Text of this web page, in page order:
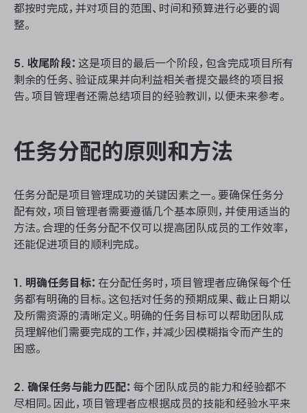
都按时完成，并对项目的范围、时间和预算进行必要的调
整。
5. 收尾阶段： 这是项目的最后一个阶段，包含完成项目所有
剩余的任务、验证成果并向利益相关者提交最终的项目报
告。项目管理者还需总结项目的经验教训，以便未来参考。
任务分配的原则和方法
任务分配是项目管理成功的关键因素之一。要确保任务分
配有效，项目管理者需要遵循几个基本原则，并使用适当的
方法。合理的任务分配不仅可以提高团队成员的工作效率，
还能促进项目的顺利完成。
1. 明确任务目标： 在分配任务时，项目管理者应确保每个任
务都有明确的目标。这包括对任务的预期成果、截止日期以
及所需资源的清晰定义。明确的任务目标可以帮助团队成
员理解他们需要完成的工作，并减少因模糊指令而产生的
困惑。
2. 确保任务与能力匹配： 每个团队成员的能力和经验都不
尽相同。因此，项目管理者应根据成员的技能和经验水平来